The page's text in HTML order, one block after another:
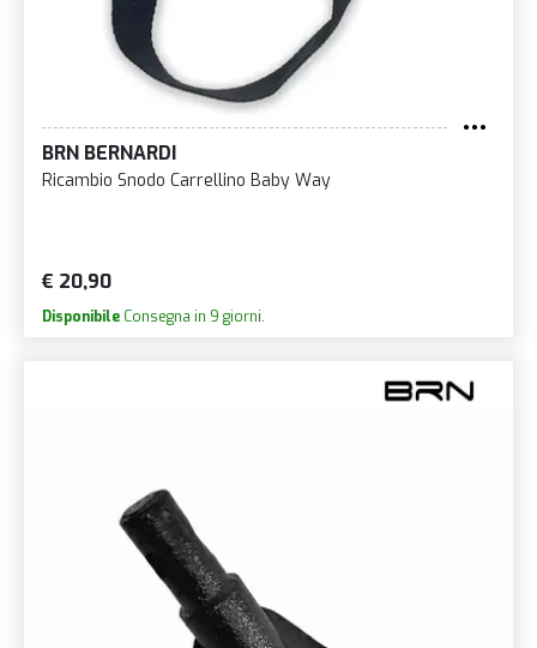
BRN BERNARDI
Ricambio Snodo Carrellino Baby Way
€ 20,90
Disponibile Consegna in 9 giorni.